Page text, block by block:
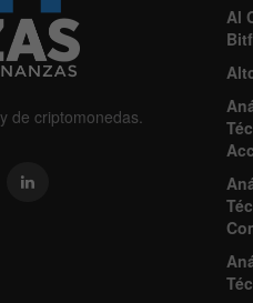
de criptomonedas.
Al